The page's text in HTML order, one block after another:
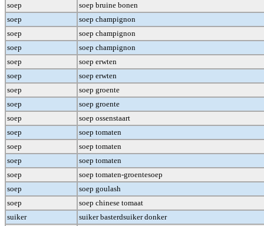
soep
soep bruine bonen
soep
soep champignon
soep
soep champignon
soep
soep champignon
soep
soep erwten
soep
soep erwten
soep
soep groente
soep
soep groente
soep
soep ossenstaart
soep
soep tomaten
soep
soep tomaten
soep
soep tomaten
soep
soep tomaten-groentesoep
soep
soep goulash
soep
soep chinese tomaat
suiker
suiker basterdsuiker donker